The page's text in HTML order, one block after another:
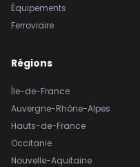
Équipements
Ferroviaire
Régions
Île-de-France
Auvergne-Rhône-Alpes
Hauts-de-France
Occitanie
Nouvelle-Aquitaine